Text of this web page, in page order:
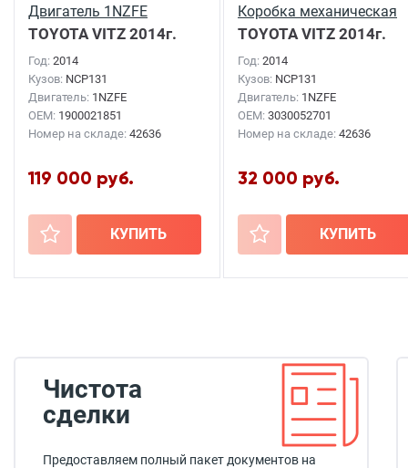
Двигатель 1NZFE
TOYOTA VITZ 2014г.
Год: 2014
Кузов: NCP131
Двигатель: 1NZFE
OEM: 1900021851
Номер на складе: 42636
119 000 руб.
+ КУПИТЬ
Коробка механическая
TOYOTA VITZ 2014г.
Год: 2014
Кузов: NCP131
Двигатель: 1NZFE
OEM: 3030052701
Номер на складе: 42636
32 000 руб.
+ КУПИТЬ
Чистота
сделки
Предоставляем полный пакет документов на